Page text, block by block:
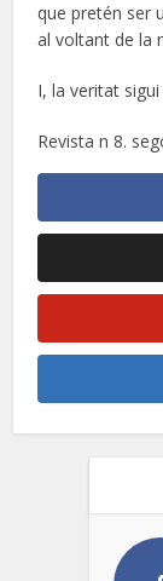
que pretén ser
al voltant de la
I, la veritat
Revista n 8.